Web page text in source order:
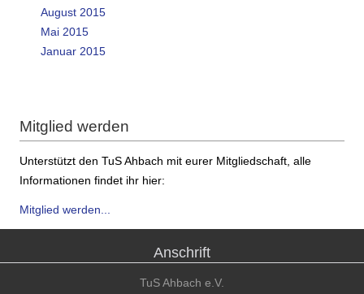
August 2015
Mai 2015
Januar 2015
Mitglied werden
Unterstützt den TuS Ahbach mit eurer Mitgliedschaft, alle
Informationen findet ihr hier:
Mitglied werden...
Anschrift
TuS Ahbach e.V.